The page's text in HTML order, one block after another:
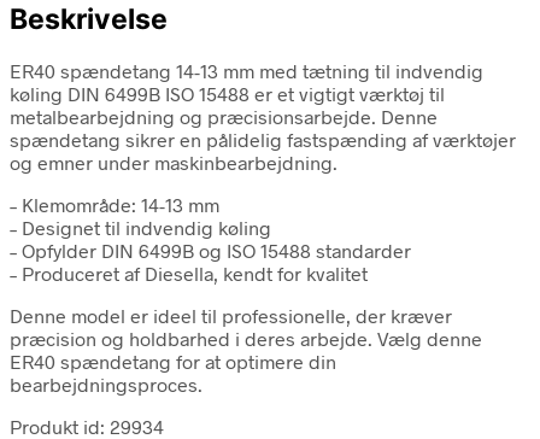
Beskrivelse
ER40 spændetang 14-13 mm med tætning til indvendig
køling DIN 6499B ISO 15488 er et vigtigt værktøj til
metalbearbejdning og præcisionsarbejde. Denne
spændetang sikrer en pålidelig fastspænding af værktøjer
og emner under maskinbearbejdning.
– Klemområde: 14-13 mm
– Designet til indvendig køling
– Opfylder DIN 6499B og ISO 15488 standarder
– Produceret af Diesella, kendt for kvalitet
Denne model er ideel til professionelle, der kræver
præcision og holdbarhed i deres arbejde. Vælg denne
ER40 spændetang for at optimere din
bearbejdningsproces.
Produkt id: 29934